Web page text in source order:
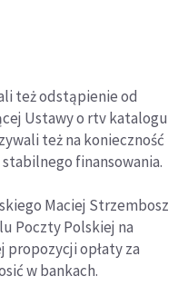
też odstąpienie od
Ustawy o rtv katalogu
też na konieczność
finansowania.
Maciej Strzembosz
Poczty Polskiej na
propozycji opłaty za
w bankach.